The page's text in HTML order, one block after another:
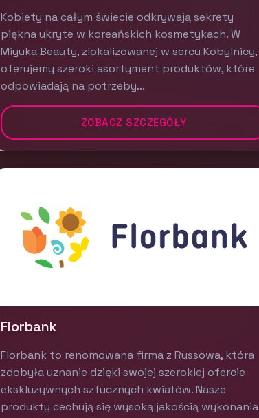
Kobiety na całym świecie odkrywają sekrety
piękna ukryte w koreańskich kosmetykach. W
Miyuka Beauty, zlokalizowanej w sercu Kobylnicy,
oferujemy szeroki asortyment produktów, które
odpowiadają na potrzeby...
ZOBACZ SZCZEGÓŁY
Florbank
Florbank to renomowana firma z Russowa, która
zdobyła uznanie dzięki swojej szerokiej ofercie
ekskluzywnych sztucznych kwiatów. Nasze
produkty cechują się wysoką jakością wykonania